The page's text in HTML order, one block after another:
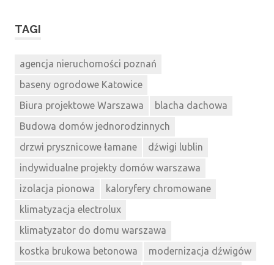
TAGI
agencja nieruchomości poznań
baseny ogrodowe Katowice
Biura projektowe Warszawa
blacha dachowa
Budowa domów jednorodzinnych
drzwi prysznicowe łamane
dźwigi lublin
indywidualne projekty domów warszawa
izolacja pionowa
kaloryfery chromowane
klimatyzacja electrolux
klimatyzator do domu warszawa
kostka brukowa betonowa
modernizacja dźwigów